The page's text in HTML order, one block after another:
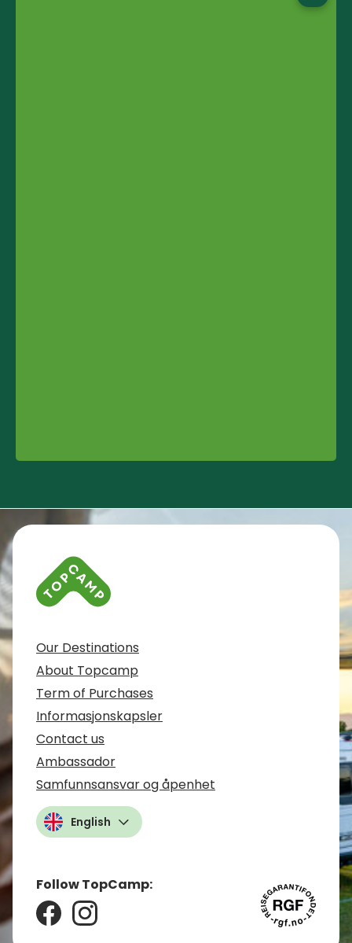
Contact info and colophone
Our Destinations
About Topcamp
Term of Purchases
Informasjonskapsler
Contact us
Ambassador
Samfunnsansvar og åpenhet
English
Follow TopCamp: